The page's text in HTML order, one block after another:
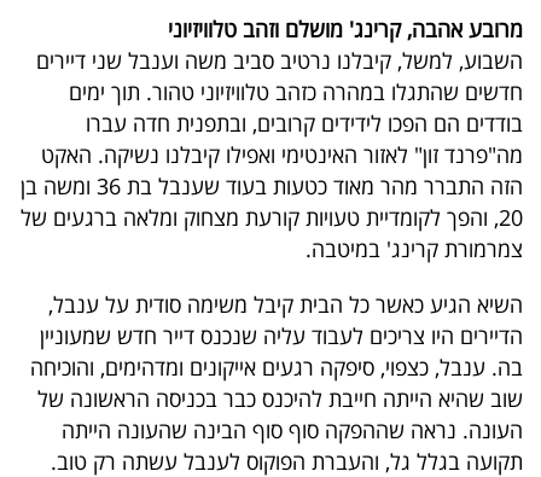
מרובע אהבה, קרינג' מושלם וזהב טלוויזיוני
השבוע, למשל, קיבלנו נרטיב סביב משה וענבל שני דיירים
חדשים שהתגלו במהרה כזהב טלוויזיוני טהור. תוך ימים
בודדים הם הפכו לידידים קרובים, ובתפנית חדה עברו
מה"פרנד זון" לאזור האינטימי ואפילו קיבלנו נשיקה. האקט
הזה התברר מהר מאוד כטעות בעוד שענבל בת 36 ומשה בן
20, והפך לקומדיית טעויות קורעת מצחוק ומלאה ברגעים של
צמרמורת קרינג' במיטבה.
השיא הגיע כאשר כל הבית קיבל משימה סודית על ענבל,
הדיירים היו צריכים לעבוד עליה שנכנס דייר חדש שמעוניין
בה. ענבל, כצפוי, סיפקה רגעים אייקונים ומדהימים, והוכיחה
שוב שהיא הייתה חייבת להיכנס כבר בכניסה הראשונה של
העונה. נראה שההפקה סוף סוף הבינה שהעונה הייתה
תקועה בגלל גל, והעברת הפוקוס לענבל עשתה רק טוב.